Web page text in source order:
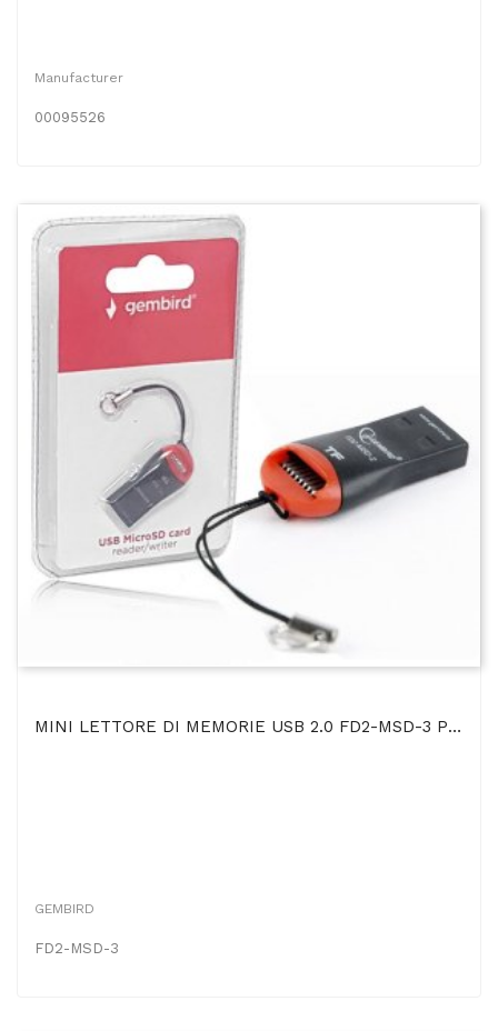
Manufacturer
00095526
MINI LETTORE DI MEMORIE USB 2.0 FD2-MSD-3 Per SCHEDE MICRO SD E MICRO SDHC FINO A 32GB COLORE...
GEMBIRD
FD2-MSD-3